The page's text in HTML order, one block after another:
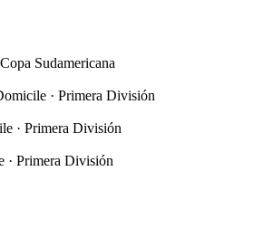
Sudamericana
· Primera División
· Primera División
· Primera División